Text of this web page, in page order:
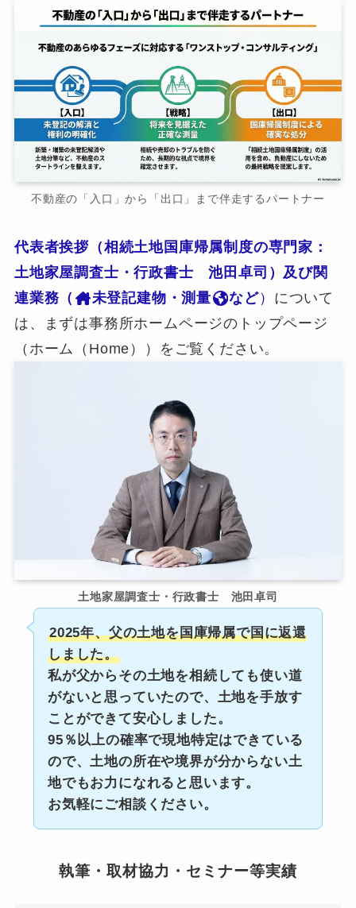
不動産の「入口」から「出口」まで伴走するパートナー
代表者挨拶（相続土地国庫帰属制度の専門家：
土地家屋調査士・行政書士 池田卓司）及び関
連業務（
未登記建物・測量 など） について
は、まずは事務所ホームページのトップページ
（ホーム（Home））をご覧ください。
土地家屋調査士・行政書士 池田卓司
2025年、父の土地を国庫帰属で国に返還
しました。
私が父からその土地を相続しても使い道
がないと思っていたので、土地を手放す
ことができて安心しました。
95％以上の確率で現地特定はできている
ので、土地の所在や境界が分からない土
地でもお力になれると思います。
お気軽にご相談ください。
執筆・取材協力・セミナー等実績